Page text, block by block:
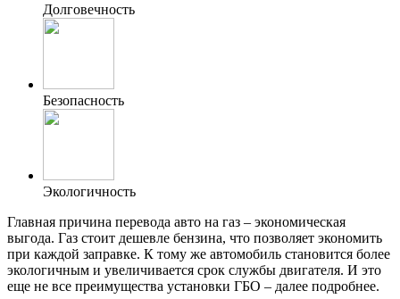
Долговечность
Безопасность
Экологичность
Главная причина перевода авто на газ – экономическая
выгода. Газ стоит дешевле бензина, что позволяет экономить
при каждой заправке. К тому же автомобиль становится более
экологичным и увеличивается срок службы двигателя. И это
еще не все преимущества установки ГБО – далее подробнее.